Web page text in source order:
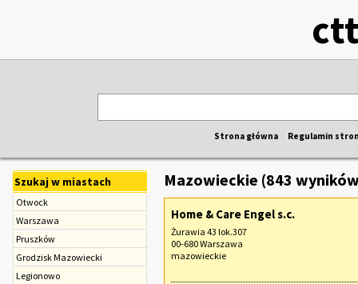
Strona główna Regulamin
Szukaj w miastach
Otwock
Warszawa
Pruszków
Grodzisk Mazowiecki
Legionowo
Mazowieckie (843
Home & Care Engel s.c.
Żurawia 43 lok.307
00-680 Warszawa
mazowieckie